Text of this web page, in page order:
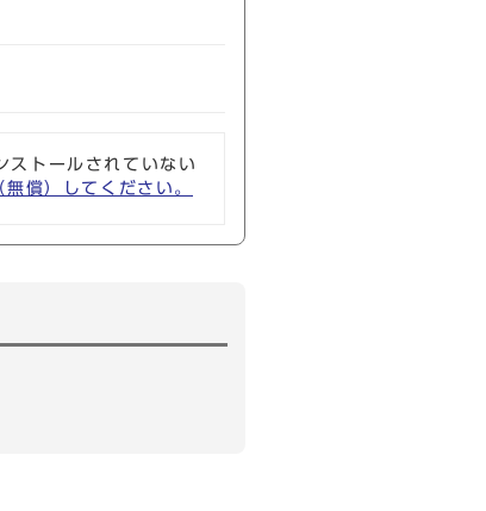
トールされていない
償）してください。